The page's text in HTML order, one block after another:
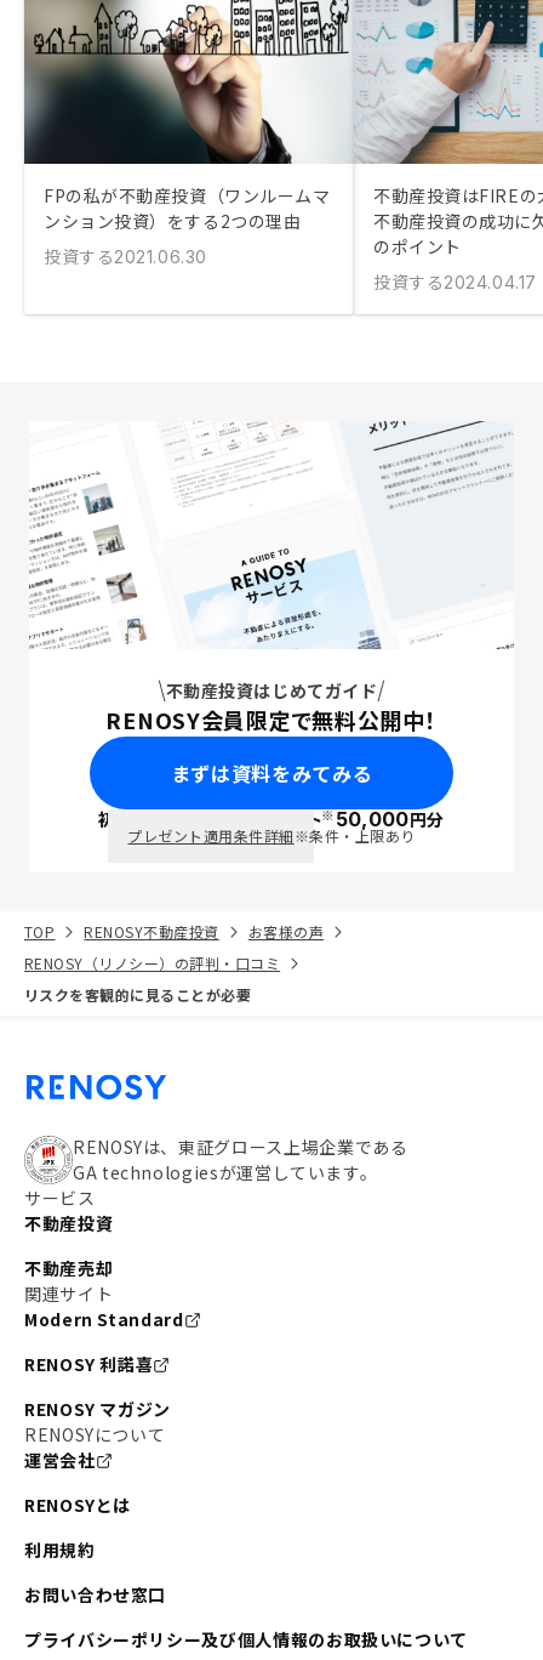
FPの私が不動産投資（ワンルームマ
ンション投資）をする2つの理由
投資する2021.06.30
不動産投資はFIRE
不動産投資の成功に
のポイント
投資する2024.04.17
不動産投資はじめてガイド
RENOSY会員限定で無料公開中！
まずは資料をみてみる
初回面談で ポイント※50,000円分
プレゼント適用条件詳細※条件・上限あり
TOP RENOSY不動産投資
お客様の声
RENOSY（リノシー）の評判・口コミ
リスクを客観的に見ることが必要
RENOSYは、東証グロース上場企業である
GA technologiesが運営しています。
サービス
不動産投資
不動産売却
関連サイト
Modern Standard
RENOSY 利諾喜
RENOSY マガジン
RENOSYについて
運営会社
RENOSYとは
利用規約
お問い合わせ窓口
プライバシーポリシー及び個人情報のお取扱いについて